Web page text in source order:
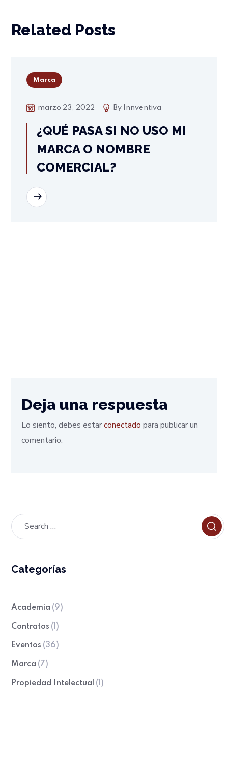
Related Posts
Marca
marzo 23, 2022 By Innventiva
¿QUÉ PASA SI NO USO MI
MARCA O NOMBRE
COMERCIAL?
Deja una respuesta
Lo siento, debes estarconectado para publicar un
comentario.
Categorías
Academia (9)
Contratos (1)
Eventos (36)
Marca (7)
Propiedad Intelectual (1)